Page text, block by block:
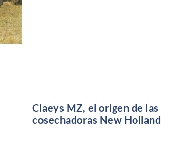
Claeys MZ, el origen de las
cosechadoras New Holland